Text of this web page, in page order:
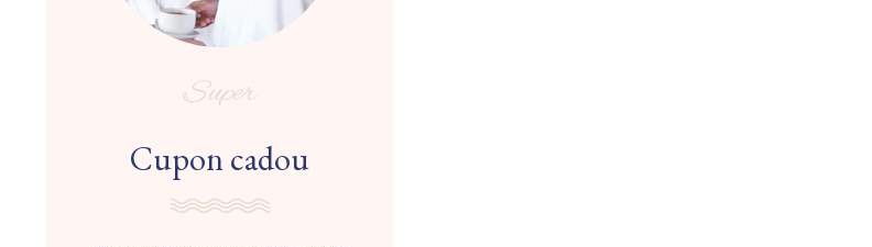
Super
Cupon cadou